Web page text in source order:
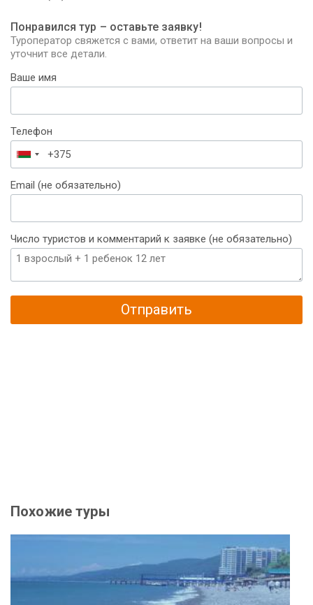
Понравился тур – оставьте заявку!
Туроператор свяжется с вами, ответит на ваши вопросы и
уточнит все детали.
Ваше имя
Телефон
Беларусь
+375
Email (не обязательно)
Число туристов и комментарий к заявке (не обязательно)
Отправить
Похожие туры